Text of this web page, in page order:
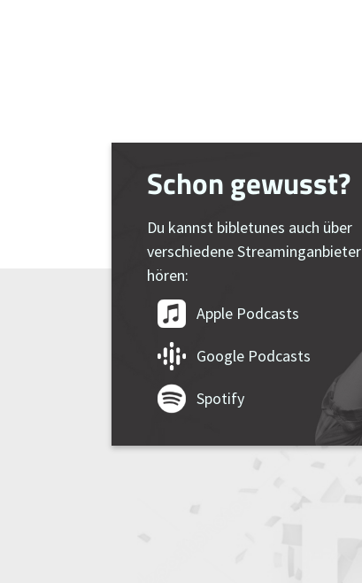
Schon gewusst?
Du kannst bibletunes auch über
verschiedene Streaminganbieter
hören:
Apple Podcasts
Google Podcasts
Spotify